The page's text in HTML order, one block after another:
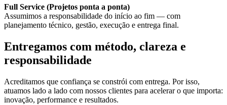
Full Service (Projetos ponta a ponta)
Assumimos a responsabilidade do início ao fim — com
planejamento técnico, gestão, execução e entrega final.
Entregamos com método, clareza e
responsabilidade
Acreditamos que confiança se constrói com entrega. Por isso,
atuamos lado a lado com nossos clientes para acelerar o que importa:
inovação, performance e resultados.